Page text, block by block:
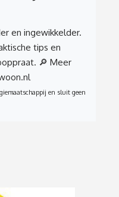
en ingewikkelder.
tips en
🔎 Meer
en sluit geen